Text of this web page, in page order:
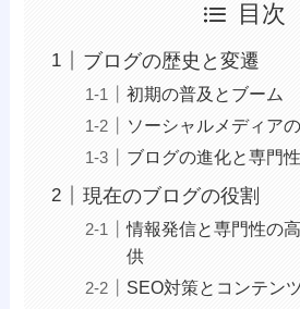
目次
ブログの歴史と変遷
初期の普及とブーム
ソーシャルメディア
ブログの進化と専門性
現在のブログの役割
情報発信と専門性の
供
SEO対策とコンテン